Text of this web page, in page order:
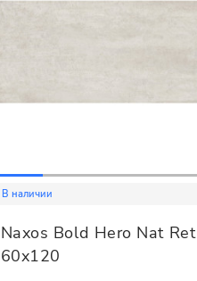
В наличии
Naxos Bold Hero Nat Ret
60x120